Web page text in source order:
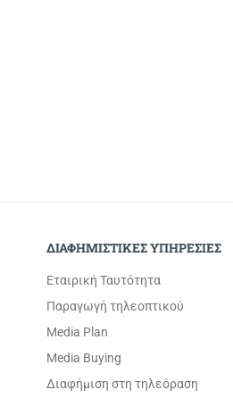
ΔΙΑΦΗΜΙΣΤΙΚΕΣ ΥΠΗΡΕΣΙΕΣ
Εταιρική Ταυτότητα
Παραγωγή τηλεοπτικού
Media Plan
Media Buying
Διαφήμιση στη τηλεόραση